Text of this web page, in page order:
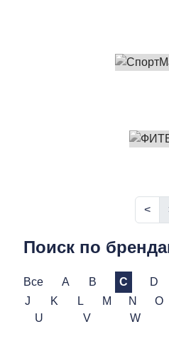
<
Поиск по
Все A B C D
J
K L M N O
U
V W